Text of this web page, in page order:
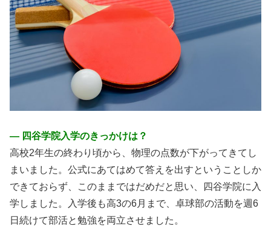
― 四谷学院入学のきっかけは？
高校2年生の終わり頃から、物理の点数が下がってきてし
まいました。公式にあてはめて答えを出すということしか
できておらず、このままではだめだと思い、四谷学院に入
学しました。入学後も高3の6月まで、卓球部の活動を週6
日続けて部活と勉強を両立させました。